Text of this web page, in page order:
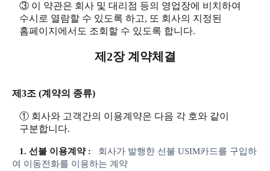
③ 이 약관은 회사 및 대리점 등의 영업장에 비치하여
수시로 열람할 수 있도록 하고, 또 회사의 지정된
홈페이지에서도 조회할 수 있도록 합니다.
제2장 계약체결
제3조 (계약의 종류)
① 회사와 고객간의 이용계약은 다음 각 호와 같이
구분합니다.
1. 선불 이용계약 :
회사가 발행한 선불 USIM카드를 구입하
여 이동전화를 이용하는 계약